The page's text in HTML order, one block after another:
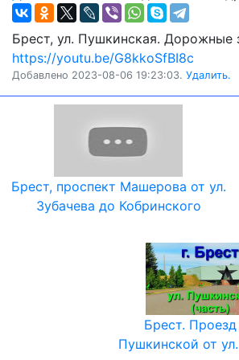
Брест, ул. Пушкинская. Дорожные
https://youtu.be/G8kkoSfBI8c
Добавлено 2023-08-06 19:23:03. Удалить.
Брест, проспект Машерова от ул.
Зубачева до Кобринского
Брест. Проезд
Пушкинской от